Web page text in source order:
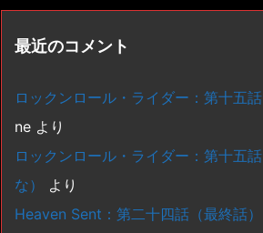
最近のコメント
ロックンロール・ライダー：第十五話
ne より
ロックンロール・ライダー：第十五話
な）
より
Heaven Sent：第二十四話（最終話）